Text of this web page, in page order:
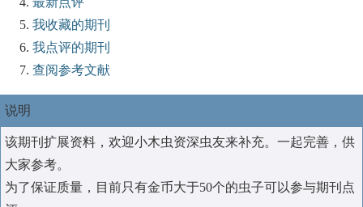
我收藏的期刊
我点评的期刊
查阅参考文献
说明
该期刊扩展资料，欢迎小木虫资深虫友来补充。一起完善，供
大家参考。
为了保证质量，目前只有金币大于50个的虫子可以参与期刊点